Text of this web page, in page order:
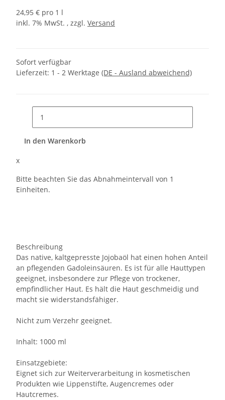
24,95 € pro 1 l
inkl. 7% MwSt. , zzgl. Versand
Sofort verfügbar
Lieferzeit: 1 - 2 Werktage (DE - Ausland abweichend)
In den Warenkorb
x
Bitte beachten Sie das Abnahmeintervall von 1
Einheiten.
Beschreibung
Das native, kaltgepresste Jojobaöl hat einen hohen Anteil
an pflegenden Gadoleinsäuren. Es ist für alle Hauttypen
geeignet, insbesondere zur Pflege von trockener,
empfindlicher Haut. Es hält die Haut geschmeidig und
macht sie widerstandsfähiger.
Nicht zum Verzehr geeignet.
Inhalt: 1000 ml
Einsatzgebiete:
Eignet sich zur Weiterverarbeitung in kosmetischen
Produkten wie Lippenstifte, Augencremes oder
Hautcremes.